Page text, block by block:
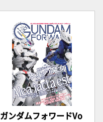
ガンダムフォワードVo